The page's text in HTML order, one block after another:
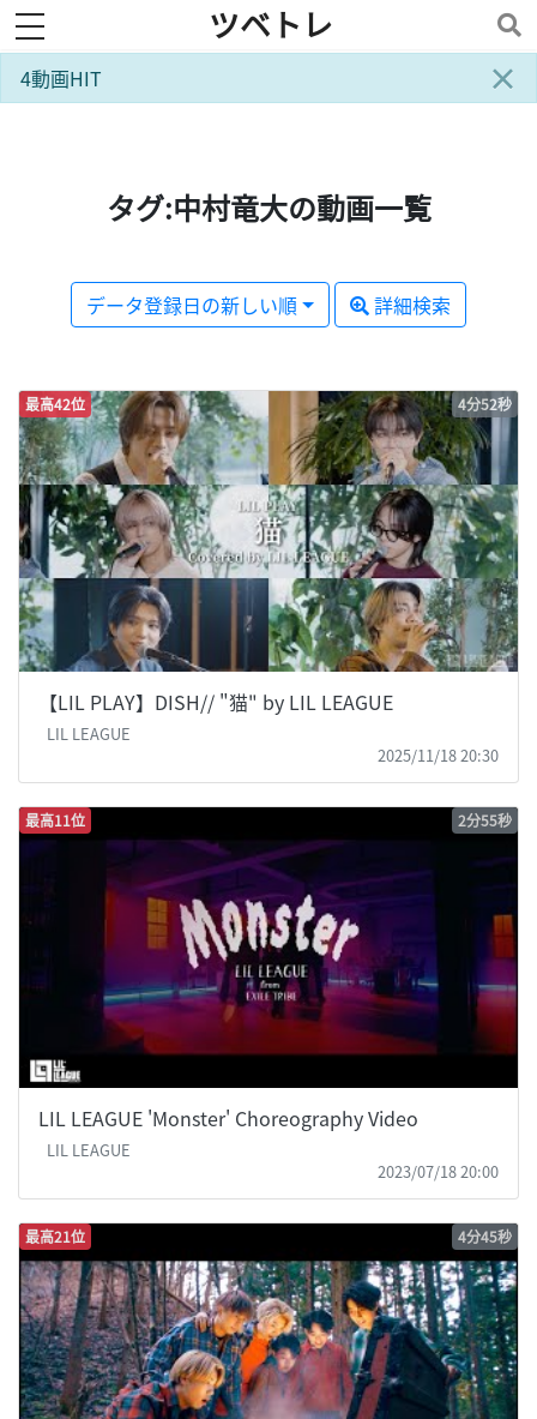
toggle navigation ツベトレ
×
4動画HIT
タグ:中村竜大の動画一覧
データ登録日の新しい順 詳細検索
最高42位 4分52秒
【LIL PLAY】DISH// "猫" by LIL LEAGUE
LIL LEAGUE
2025/11/18 20:30
最高11位 2分55秒
LIL LEAGUE 'Monster' Choreography Video
LIL LEAGUE
2023/07/18 20:00
最高21位 4分45秒